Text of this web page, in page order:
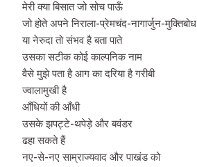
मेरी क्या बिसात जो सोच पाऊँ
जो होते अपने निराला-प्रेमचंद-नागार्जुन-मुक्तिबोध
या नेरुदा तो संभव है बता पाते
उसका सटीक कोई काल्पनिक नाम
वैसे मुझे पता है आग का दरिया है गरीबी
ज्वालामुखी है
आँधियों की आँधी
उसके झपट्टे-थपेड़े और बवंडर
ढहा सकते हैं
नए-से-नए साम्राज्यवाद और पाखंड को